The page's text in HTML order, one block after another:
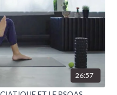
26:57